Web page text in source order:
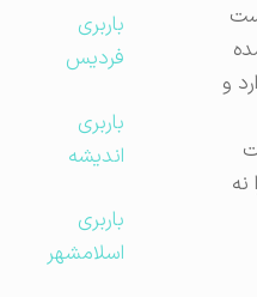
باربری
فردیس
باربری
اندیشه
باربری
اسلامشهر